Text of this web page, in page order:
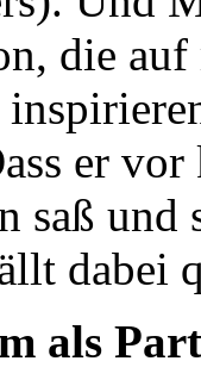
die
er
saß
dabei
als